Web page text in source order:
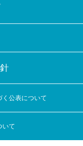
く公表について
いて